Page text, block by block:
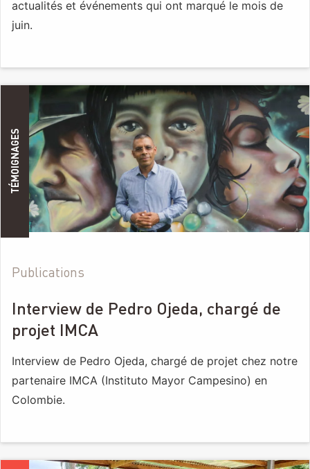
actualités et événements qui ont marqué le mois de
juin.
TÉMOIGNAGES
Publications
Interview de Pedro Ojeda, chargé de
projet IMCA
Interview de Pedro Ojeda, chargé de projet chez notre
partenaire IMCA (Instituto Mayor Campesino) en
Colombie.